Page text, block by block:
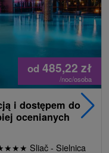
od 485,22 zł
/noc/osoba
i dostępem do
ocenianych
★★★ Sliač - Sielnica